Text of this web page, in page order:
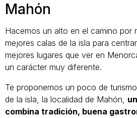
Mahón
Hacemos un alto en el camino por
mejores calas de la isla para
mejores lugares que ver en
un carácter muy diferente.
Te proponemos un poco de
de la isla, la localidad de Mahón,
combina tradición, buena